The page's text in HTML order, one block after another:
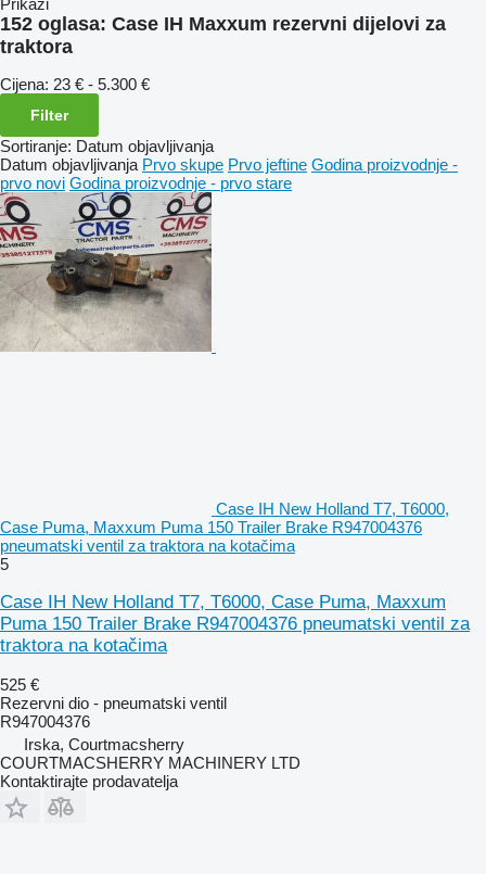
Prikaži
152 oglasa: Case IH Maxxum rezervni dijelovi za
traktora
Cijena: 23 € - 5.300 €
Filter
Sortiranje: Datum objavljivanja
Datum objavljivanja Prvo skupe Prvo jeftine Godina proizvodnje -
prvo novi Godina proizvodnje - prvo stare
Case IH New Holland T7, T6000,
Case Puma, Maxxum Puma 150 Trailer Brake R947004376
pneumatski ventil za traktora na kotačima
5
Case IH New Holland T7, T6000, Case Puma, Maxxum
Puma 150 Trailer Brake R947004376 pneumatski ventil za
traktora na kotačima
525 €
Rezervni dio - pneumatski ventil
R947004376
Irska, Courtmacsherry
COURTMACSHERRY MACHINERY LTD
Kontaktirajte prodavatelja